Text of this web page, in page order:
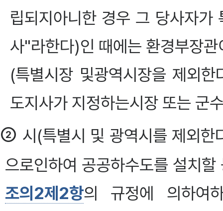
립되지아니한 경우 그 당사자가
사"라한다)인 때에는 환경부장
(특별시장 및광역시장을 제외
도지사가 지정하는시장 또는 군
② 시(특별시 및 광역시를 제외
으로인하여 공공하수도를 설치
조의2제2항의 규정에 의하여